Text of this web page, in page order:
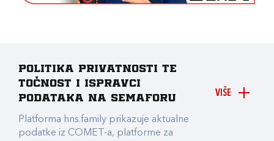
VIŠE
Politika privatnosti te
točnost i ispravci
podataka na Semaforu
Platforma hns.family prikazuje aktualne
podatke iz COMET-a, platforme za